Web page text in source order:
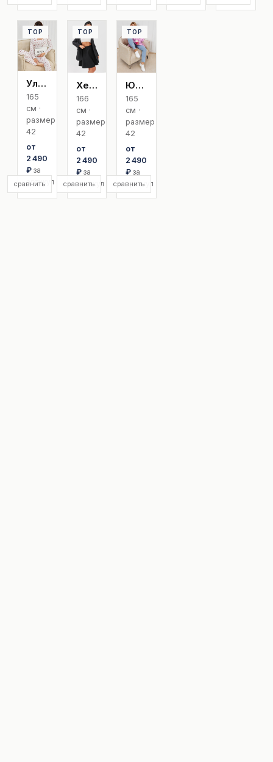
сравнить
TOP
Ульяна
165
см ·
размер
42
от
2 490
₽ за
артикул
сравнить
TOP
Хельга
166
см ·
размер
42
от
2 490
₽ за
артикул
сравнить
TOP
Юлия
165
см ·
размер
42
от
2 490
₽за
артикул